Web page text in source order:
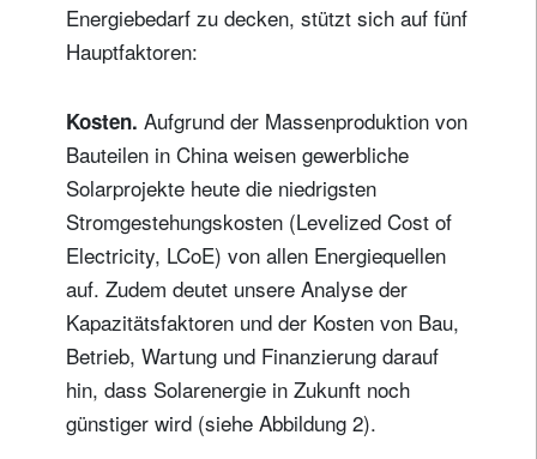
Energiebedarf zu decken, stützt sich auf fünf
Hauptfaktoren:
Kosten. Aufgrund der Massenproduktion von
Bauteilen in China weisen gewerbliche
Solarprojekte heute die niedrigsten
Stromgestehungskosten (Levelized Cost of
Electricity, LCoE) von allen Energiequellen
auf. Zudem deutet unsere Analyse der
Kapazitätsfaktoren und der Kosten von Bau,
Betrieb, Wartung und Finanzierung darauf
hin, dass Solarenergie in Zukunft noch
günstiger wird (siehe Abbildung 2).